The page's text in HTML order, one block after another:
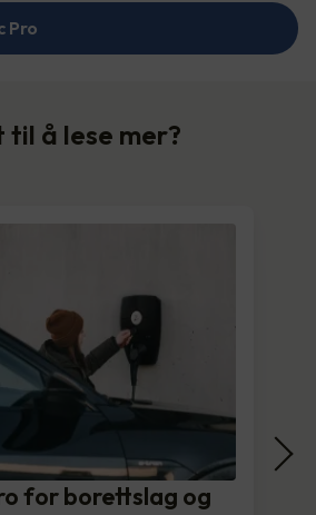
Pro
til å lese mer?
for borettslag og